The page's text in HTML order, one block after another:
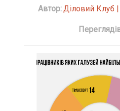
Автор:Діловий Клуб